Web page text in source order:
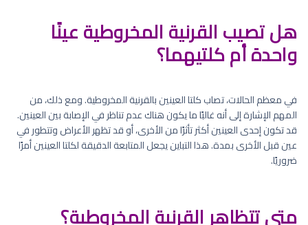
هل تصيب القرنية المخروطية عينًا
واحدة أم كلتيهما؟
في معظم الحالات، تصاب كلتا العينين بالقرنية المخروطية. ومع ذلك، من
المهم الإشارة إلى أنه غالبًا ما يكون هناك عدم تناظر في الإصابة بين العينين.
قد تكون إحدى العينين أكثر تأثرًا من الأخرى، أو قد تظهر الأعراض وتتطور في
عين قبل الأخرى بمدة. هذا التباين يجعل المتابعة الدقيقة لكلتا العينين أمرًا
ضروريًا.
متى تتظاهر القرنية المخروطية؟